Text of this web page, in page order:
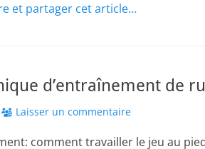
et partager cet article…
d’entraînement de
Laisser un commentaire
comment travailler le jeu au